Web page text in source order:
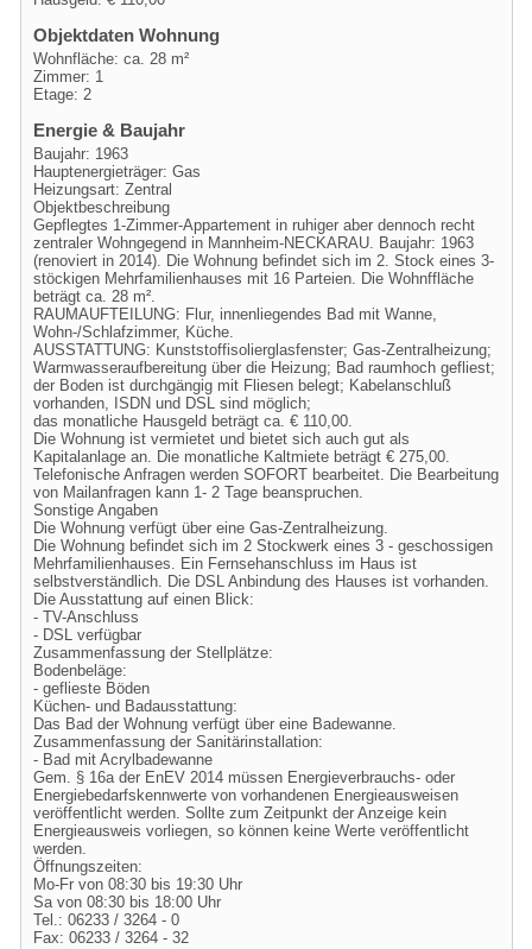
Objektdaten Wohnung
Wohnfläche: ca. 28 m²
Zimmer: 1
Etage: 2
Energie & Baujahr
Baujahr: 1963
Hauptenergieträger: Gas
Heizungsart: Zentral
Objektbeschreibung
Gepflegtes 1-Zimmer-Appartement in ruhiger aber dennoch recht
zentraler Wohngegend in Mannheim-NECKARAU. Baujahr: 1963
(renoviert in 2014). Die Wohnung befindet sich im 2. Stock eines 3-
stöckigen Mehrfamilienhauses mit 16 Parteien. Die Wohnffläche
beträgt ca. 28 m².
RAUMAUFTEILUNG: Flur, innenliegendes Bad mit Wanne,
Wohn-/Schlafzimmer, Küche.
AUSSTATTUNG: Kunststoffisolierglasfenster; Gas-Zentralheizung;
Warmwasseraufbereitung über die Heizung; Bad raumhoch gefliest;
der Boden ist durchgängig mit Fliesen belegt; Kabelanschluß
vorhanden, ISDN und DSL sind möglich;
das monatliche Hausgeld beträgt ca. € 110,00.
Die Wohnung ist vermietet und bietet sich auch gut als
Kapitalanlage an. Die monatliche Kaltmiete beträgt € 275,00.
Telefonische Anfragen werden SOFORT bearbeitet. Die Bearbeitung
von Mailanfragen kann 1- 2 Tage beanspruchen.
Sonstige Angaben
Die Wohnung verfügt über eine Gas-Zentralheizung.
Die Wohnung befindet sich im 2 Stockwerk eines 3 - geschossigen
Mehrfamilienhauses. Ein Fernsehanschluss im Haus ist
selbstverständlich. Die DSL Anbindung des Hauses ist vorhanden.
Die Ausstattung auf einen Blick:
- TV-Anschluss
- DSL verfügbar
Zusammenfassung der Stellplätze:
Bodenbeläge:
- geflieste Böden
Küchen- und Badausstattung:
Das Bad der Wohnung verfügt über eine Badewanne.
Zusammenfassung der Sanitärinstallation:
- Bad mit Acrylbadewanne
Gem. § 16a der EnEV 2014 müssen Energieverbrauchs- oder
Energiebedarfskennwerte von vorhandenen Energieausweisen
veröffentlicht werden. Sollte zum Zeitpunkt der Anzeige kein
Energieausweis vorliegen, so können keine Werte veröffentlicht
werden.
Öffnungszeiten:
Mo-Fr von 08:30 bis 19:30 Uhr
Sa von 08:30 bis 18:00 Uhr
Tel.: 06233 / 3264 - 0
Fax: 06233 / 3264 - 32